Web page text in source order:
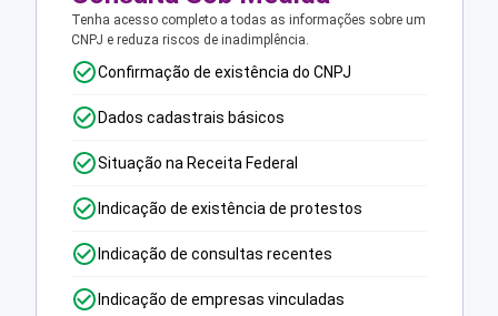
Tenha acesso completo a todas as informações sobre um
CNPJ e reduza riscos de inadimplência.
Confirmação de existência do CNPJ
Dados cadastrais básicos
Situação na Receita Federal
Indicação de existência de protestos
Indicação de consultas recentes
Indicação de empresas vinculadas